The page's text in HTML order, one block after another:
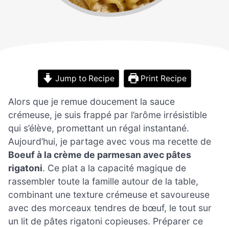
Jump to Recipe Print Recipe
Alors que je remue doucement la sauce
crémeuse, je suis frappé par l’arôme irrésistible
qui s’élève, promettant un régal instantané.
Aujourd’hui, je partage avec vous ma recette de
Boeuf à la crème de parmesan avec pâtes
rigatoni. Ce plat a la capacité magique de
rassembler toute la famille autour de la table,
combinant une texture crémeuse et savoureuse
avec des morceaux tendres de bœuf, le tout sur
un lit de pâtes rigatoni copieuses. Préparer ce